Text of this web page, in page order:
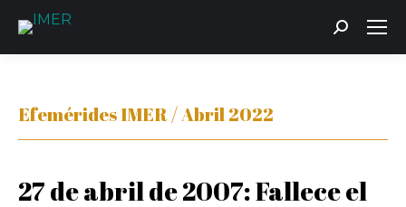
Buscar:
Efemérides IMER / Abril 2022
27 de abril de 2007: Fallece el